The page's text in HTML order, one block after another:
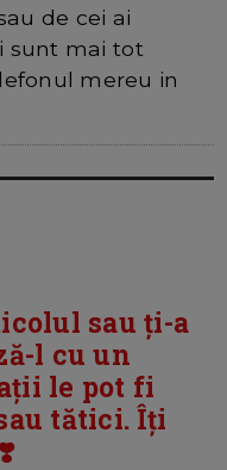
de cei ai
sunt mai tot
mereu in
sau ți-a
l cu un
le pot fi
tătici. Îți